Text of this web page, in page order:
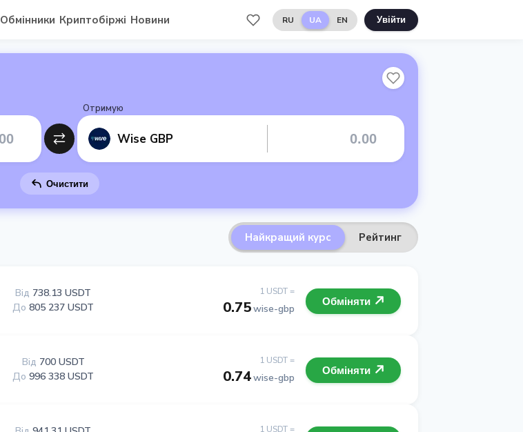
Обмінники Криптобіржі Новини RU UA EN Увійти
Отримую
Wise GBP
Очистити
Найкращий курс Рейтинг
1 USDT =
0.75wise-gbp
Від 738.13 USDT
До 805 237 USDT Обміняти
1 USDT =
0.74wise-gbp
Від 700 USDT
До 996 338 USDT Обміняти
1 USDT =